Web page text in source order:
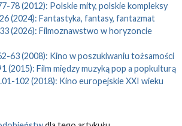
78 (2012): Polskie mity, polskie kompleksy
(2024): Fantastyka, fantasy, fantazmat
(2026): Filmoznawstwo w horyzoncie
63 (2008): Kino w poszukiwaniu tożsamości
(2015): Film między muzyką pop a popkulturą
102 (2018): Kino europejskie XXI wieku